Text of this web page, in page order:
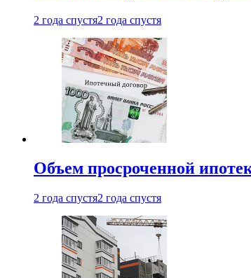
2 года спустя2 года спустя
Объем просроченной
2 года спустя2 года спустя